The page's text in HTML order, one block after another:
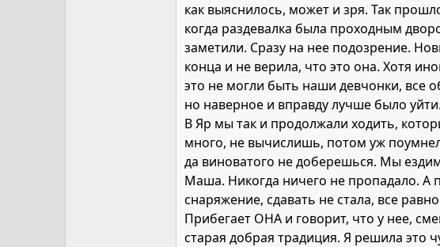
как выяснилось, может и зря. Так
когда раздевалка была проходным
заметили. Сразу на нее подозрение.
конца и не верила, что это она. Хотя
это не могли быть наши девчонки, все
но наверное и вправду лучше было
В Яр мы так и продолжали ходить,
много, не вычислишь, потом уж
да виноватого не доберешься. Мы
Маша. Никогда ничего не пропадало. А
снаряжение, сдавать не стала, все
Прибегает ОНА и говорит, что у нее,
старая добрая традиция. Я решила это